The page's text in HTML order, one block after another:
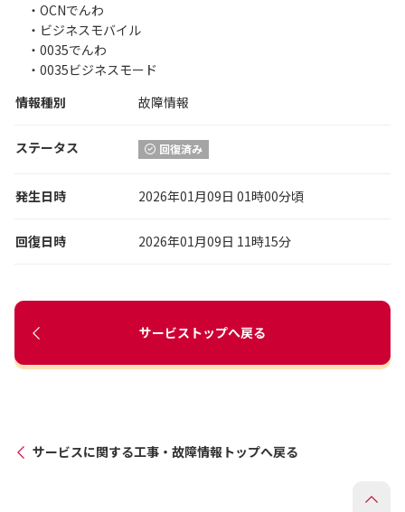
・OCNでんわ
・ビジネスモバイル
・0035でんわ
・0035ビジネスモード
情報種別
故障情報
ステータス 回復済み
発生日時 2026年01月09日 01時00分頃
回復日時 2026年01月09日 11時15分
サービストップへ戻る
サービスに関する工事・故障情報トップへ戻る